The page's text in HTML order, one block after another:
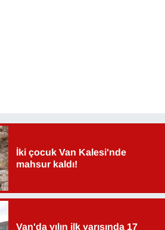
İki çocuk Van Kalesi'nde
mahsur kaldı!
Van'da yılın ilk yarısında 17